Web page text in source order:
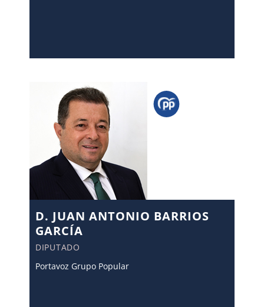
D. JUAN ANTONIO BARRIOS
GARCÍA
DIPUTADO
Portavoz Grupo Popular